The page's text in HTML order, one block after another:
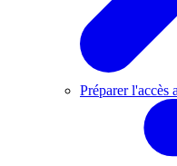
Préparer l'accès